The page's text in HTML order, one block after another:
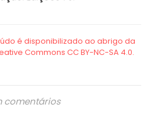
comentários